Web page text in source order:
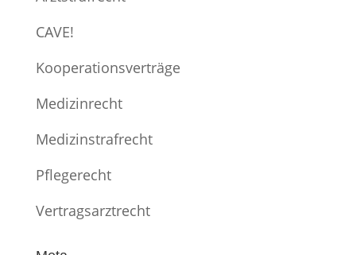
CAVE!
Kooperationsverträge
Medizinrecht
Medizinstrafrecht
Pflegerecht
Vertragsarztrecht